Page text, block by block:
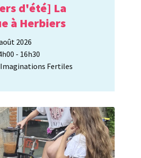
d'été] La
à Herbiers
2026
- 16h30
Imaginations Fertiles